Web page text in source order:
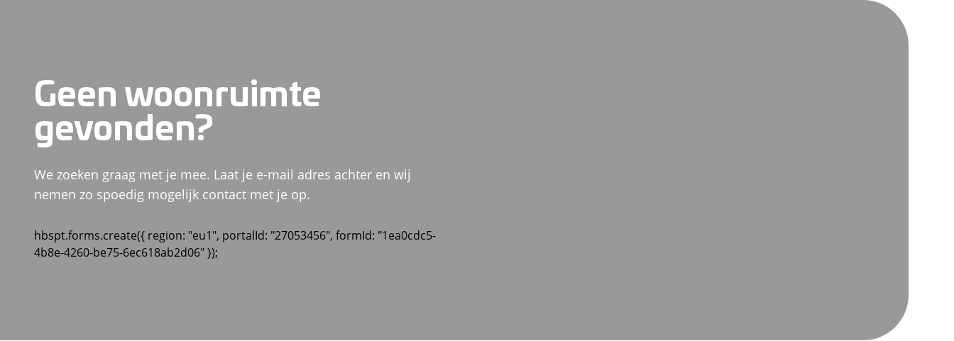
Geen woonruimte
gevonden?
We zoeken graag met je mee. Laat je e-mail adres achter en wij
nemen zo spoedig mogelijk contact met je op.
hbspt.forms.create({ region: "eu1", portalId: "27053456", formId: "1ea0cdc5-
4b8e-4260-be75-6ec618ab2d06" });